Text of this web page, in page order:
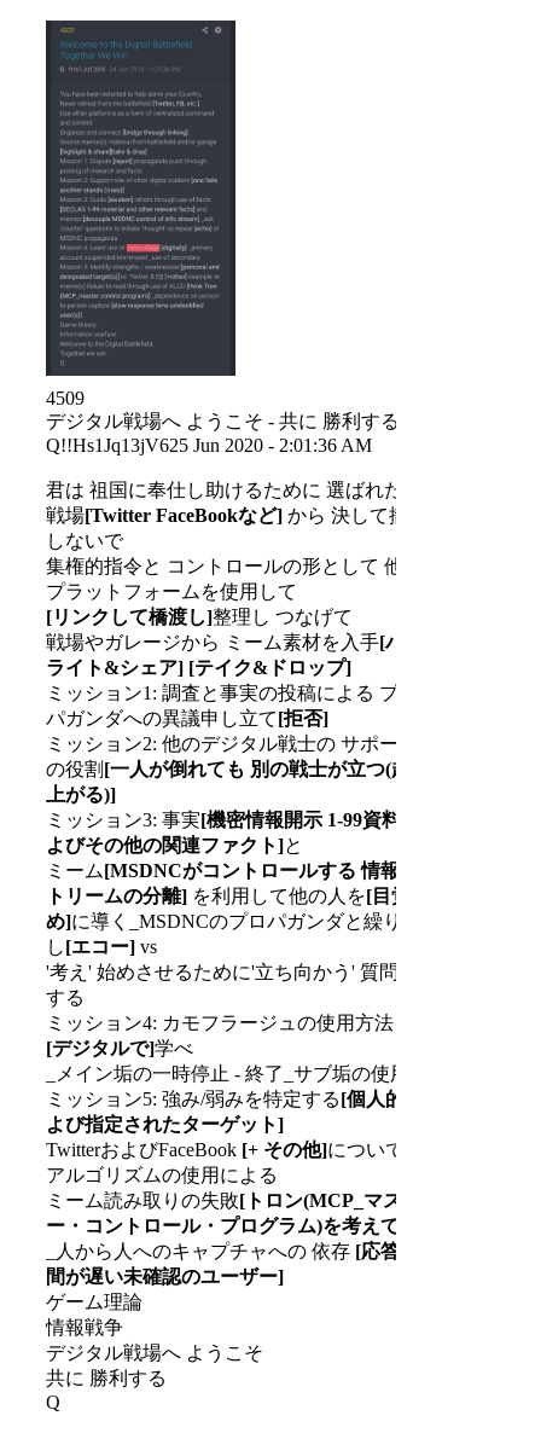
4509
デジタル戦場へ ようこそ - 共に 勝利する
Q!!Hs1Jq13jV625 Jun 2020 - 2:01:36 AM
君は 祖国に奉仕し助けるために 選ばれた
戦場[Twitter FaceBookなど] から 決して撤退
しないで
集権的指令と コントロールの形として 他の
プラットフォームを使用して
[リンクして橋渡し]整理し つなげて
戦場やガレージから ミーム素材を入手[ハイ
ライト&シェア] [テイク&ドロップ]
ミッション1: 調査と事実の投稿による プロ
パガンダへの異議申し立て[拒否]
ミッション2: 他のデジタル戦士の サポート
の役割 [一人が倒れても 別の戦士が立つ(起き
上がる)]
ミッション3: 事実[機密情報開示 1-99資料お
よびその他の関連ファクト]と
ミーム[MSDNCがコントロールする 情報ス
トリームの分離] を利用して他の人を[目覚
め]に導く_MSDNCのプロパガンダと繰り返
し[エコー] vs
'考え' 始めさせるために'立ち向かう' 質問を
する
ミッション4: カモフラージュの使用方法を
[デジタルで]学べ
_メイン垢の一時停止 - 終了_サブ垢の使用
ミッション5: 強み/弱みを特定する[個人的 お
よび指定されたターゲット]
TwitterおよびFaceBook [+ その他]について 例
アルゴリズムの使用による
ミーム読み取りの失敗[トロン(MCP_マスタ
ー・コントロール・プログラム)を考えて]
_人から人へのキャプチャへの 依存 [応答時
間が遅い未確認のユーザー]
ゲーム理論
情報戦争
デジタル戦場へ ようこそ
共に 勝利する
Q